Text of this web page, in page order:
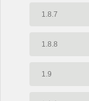
1.8.7
1.8.8
1.9